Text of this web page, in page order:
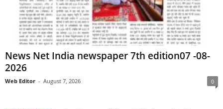
News Net India newspaper 7th edition07 -08-
2026
Web Editor - August 7, 2026 0